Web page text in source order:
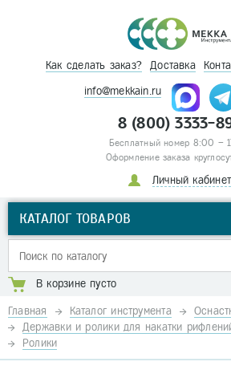
Как сделать заказ? Доставка
info@mekkain.ru
8 (800) 3333-
Бесплатный номер 8:00 –
Оформление заказа
Личный кабинет
КАТАЛОГ ТОВАРОВ
В корзине пусто
Главная Каталог инструмента
Державки и ролики для накатки
Ролики